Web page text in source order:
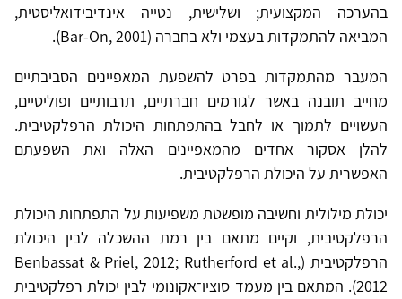
בהערכה המקצועית; ושלישית, נטייה אינדיבידואליסטית,
המביאה להתמקדות בעצמי ולא בחברה (Bar-On, 2001).
המעבר מהתמקדות בפרט להשפעת המאפיינים הסביבתיים
מחייב תובנה באשר לגורמים חברתיים, תרבותיים ופוליטיים,
העשויים לתמוך או לחבל בהתפתחות היכולת הרפלקטיבית.
להלן אסקור אחדים מהמאפיינים האלה ואת השפעתם
האפשרית על היכולת הרפלקטיבית.
יכולת מילולית וחשיבה מופשטת משפיעות על התפתחות היכולת
הרפלקטיבית, וקיים מתאם בין רמת ההשכלה לבין היכולת
הרפלקטיבית (Benbassat & Priel, 2012; Rutherford et al.,
2012). המתאם בין מעמד סוציו־אקונומי לבין יכולת רפלקטיבית